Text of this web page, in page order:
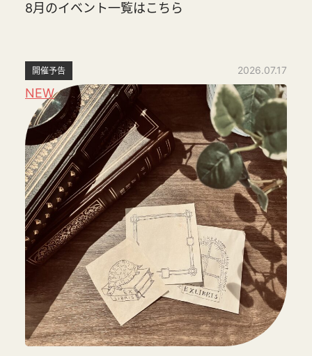
8月のイベント一覧はこちら
開催予告 2026.07.17
NEW